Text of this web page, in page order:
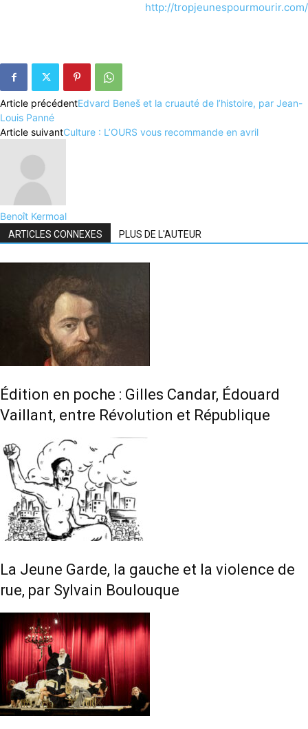
http://tropjeunespourmourir.com/
Article précédentEdvard Beneš et la cruauté de l’histoire, par Jean-
Louis Panné
Article suivantCulture : L’OURS vous recommande en avril
Benoît Kermoal
ARTICLES CONNEXES PLUS DE L'AUTEUR
Édition en poche : Gilles Candar, Édouard
Vaillant, entre Révolution et République
La Jeune Garde, la gauche et la violence de
rue, par Sylvain Boulouque